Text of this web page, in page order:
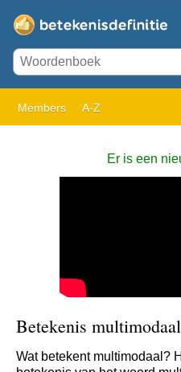
Members A-Z
Er is een
Betekenis multimodaal
Wat betekent multimodaal?